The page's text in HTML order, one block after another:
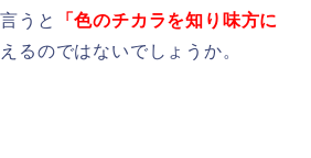
うと
「色のチカラを知り味方に
るのではないでしょうか。